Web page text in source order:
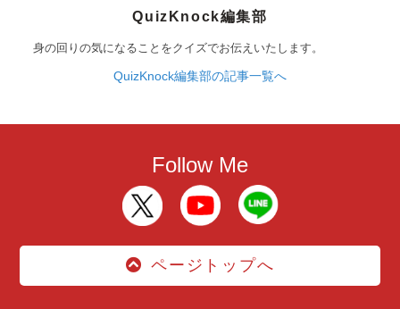
QuizKnock編集部
身の回りの気になることをクイズでお伝えいたします。
QuizKnock編集部の記事一覧へ
Follow Me
ページトップへ